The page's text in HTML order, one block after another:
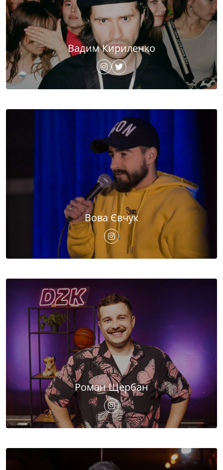
Вадим Кириленко
Вова Євчук
Роман Щербан